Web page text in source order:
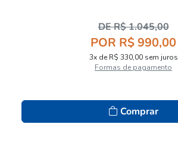
DE R$ 1.045,00
POR R$ 990,00
3x de R$ 330,00 sem juros
Formas de pagamento
Comprar